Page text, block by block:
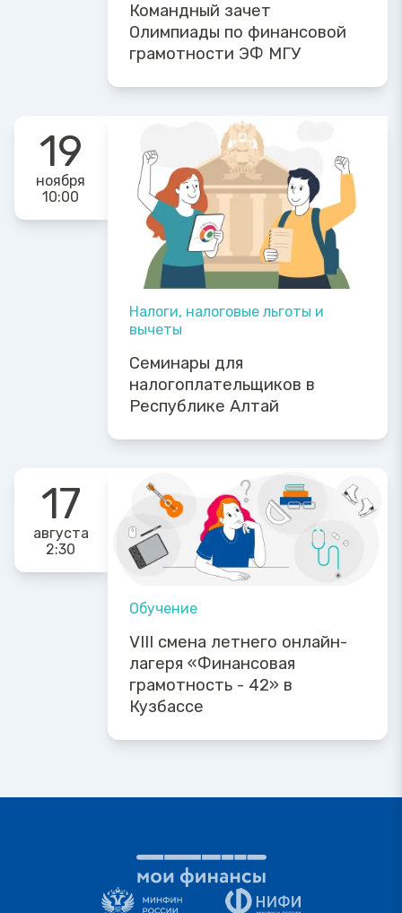
Командный зачет
Олимпиады по финансовой
грамотности ЭФ МГУ
19
ноября
10:00
Налоги, налоговые льготы и
вычеты
Семинары для
налогоплательщиков в
Республике Алтай
17
августа
2:30
Обучение
VIII смена летнего онлайн-
лагеря «Финансовая
грамотность - 42» в
Кузбассе